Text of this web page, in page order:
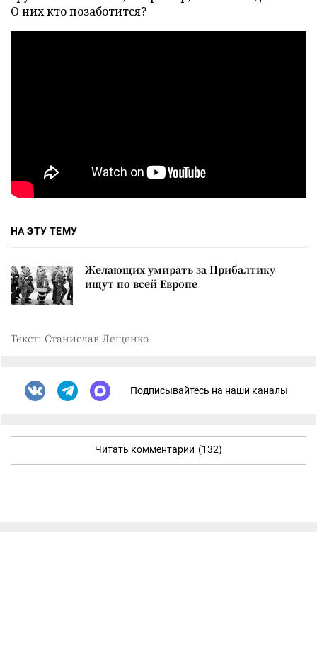
О них кто позаботится?
НА ЭТУ ТЕМУ
Желающих умирать за Прибалтику
ищут по всей Европе
Текст: Станислав Лещенко
Подписывайтесь на наши каналы
Читать комментарии (132)